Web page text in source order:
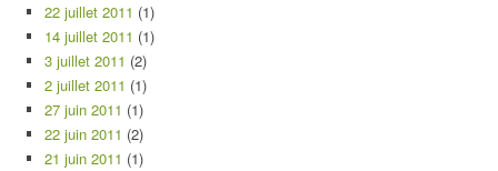
22 juillet 2011 (1)
14 juillet 2011 (1)
3 juillet 2011 (2)
2 juillet 2011 (1)
27 juin 2011 (1)
22 juin 2011 (2)
21 juin 2011 (1)